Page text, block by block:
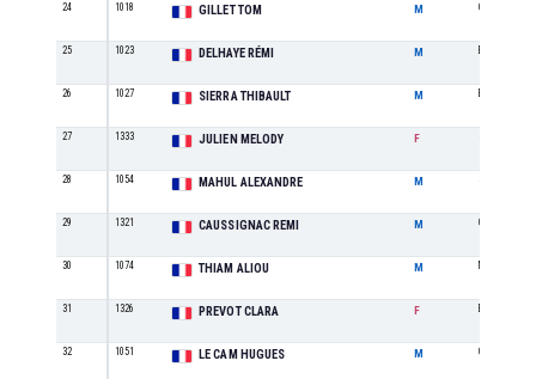
24 1018 GILLET TOM M CA
25 1023 DELHAYE RÉMI M ES
26 1027 SIERRA THIBAULT M ES
27 1333 JULIEN MELODY F
28 1054 MAHUL ALEXANDRE M
29 1321 CAUSSIGNAC REMI M CA
30 1074 THIAM ALIOU M M2
31 1326 PREVOT CLARA F ES
32 1051 LE CAM HUGUES M CA